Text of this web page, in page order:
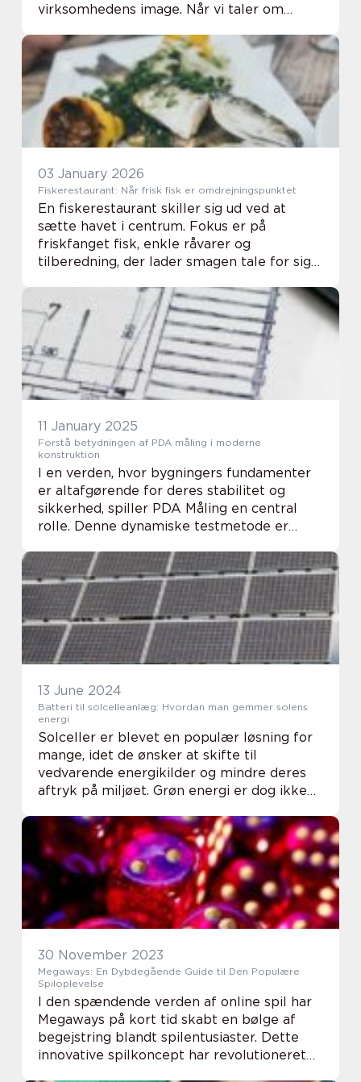
virksomhedens image. Når vi taler om
om at fin...
03 January 2026
Fiskerestaurant: Når frisk fisk er omdrejningspunktet
En fiskerestaurant skiller sig ud ved at
sætte havet i centrum. Fokus er på
friskfanget fisk, enkle råvarer og
tilberedning, der lader smagen tale for sig
om maden, men også om ...
11 January 2025
Forstå betydningen af PDA måling i moderne
konstruktion
I en verden, hvor bygningers fundamenter
er altafgørende for deres stabilitet og
sikkerhed, spiller PDA Måling en central
rolle. Denne dynamiske testmetode er
pæles bæreevne og integritet...
13 June 2024
Batteri til solcelleanlæg: Hvordan man gemmer solens
energi
Solceller er blevet en populær løsning for
mange, idet de ønsker at skifte til
vedvarende energikilder og mindre deres
aftryk på miljøet. Grøn energi er dog ikke
supplere dit solcelleanlæg med et
kvalitetsba...
30 November 2023
Megaways: En Dybdegående Guide til Den Populære
Spiloplevelse
I den spændende verden af online spil har
Megaways på kort tid skabt en bølge af
begejstring blandt spilentusiaster. Dette
innovative spilkoncept har revolutioneret